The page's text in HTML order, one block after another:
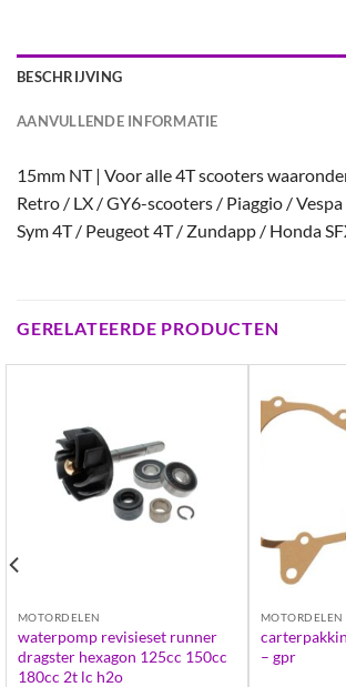
BESCHRIJVING
AANVULLENDE INFORMATIE
15mm NT | Voor alle 4T scooters
Retro / LX / GY6-scooters / Piaggio /
Sym 4T / Peugeot 4T / Zundapp / Honda
GERELATEERDE PRODUCTEN
MOTORDELEN
waterpomp revisieset runner
dragster hexagon 125cc 150cc
180cc 2t lc h2o
MOTORDELEN
– gpr